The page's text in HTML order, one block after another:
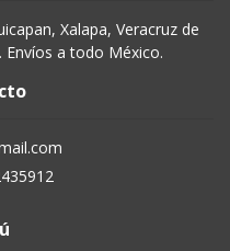
Xalapa, Veracruz de
Envíos a todo México.